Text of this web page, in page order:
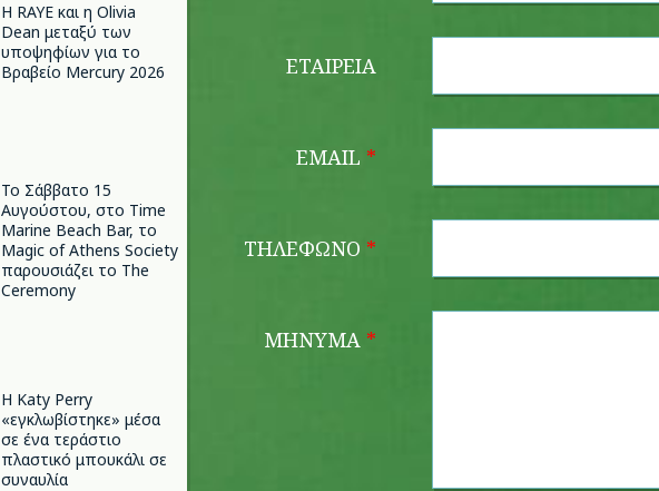
Η RAYE και η Olivia
Dean μεταξύ των
υποψηφίων για το
Βραβείο Mercury 2026
Το Σάββατο 15
Αυγούστου, στο Time
Marine Beach Bar, το
Magic of Athens Society
παρουσιάζει το The
Ceremony
H Katy Perry
«εγκλωβίστηκε» μέσα
σε ένα τεράστιο
πλαστικό μπουκάλι σε
συναυλία
ΕΤΑΙΡΕΙΑ
EMAIL *
ΤΗΛΕΦΩΝΟ *
ΜΗΝΥΜΑ *